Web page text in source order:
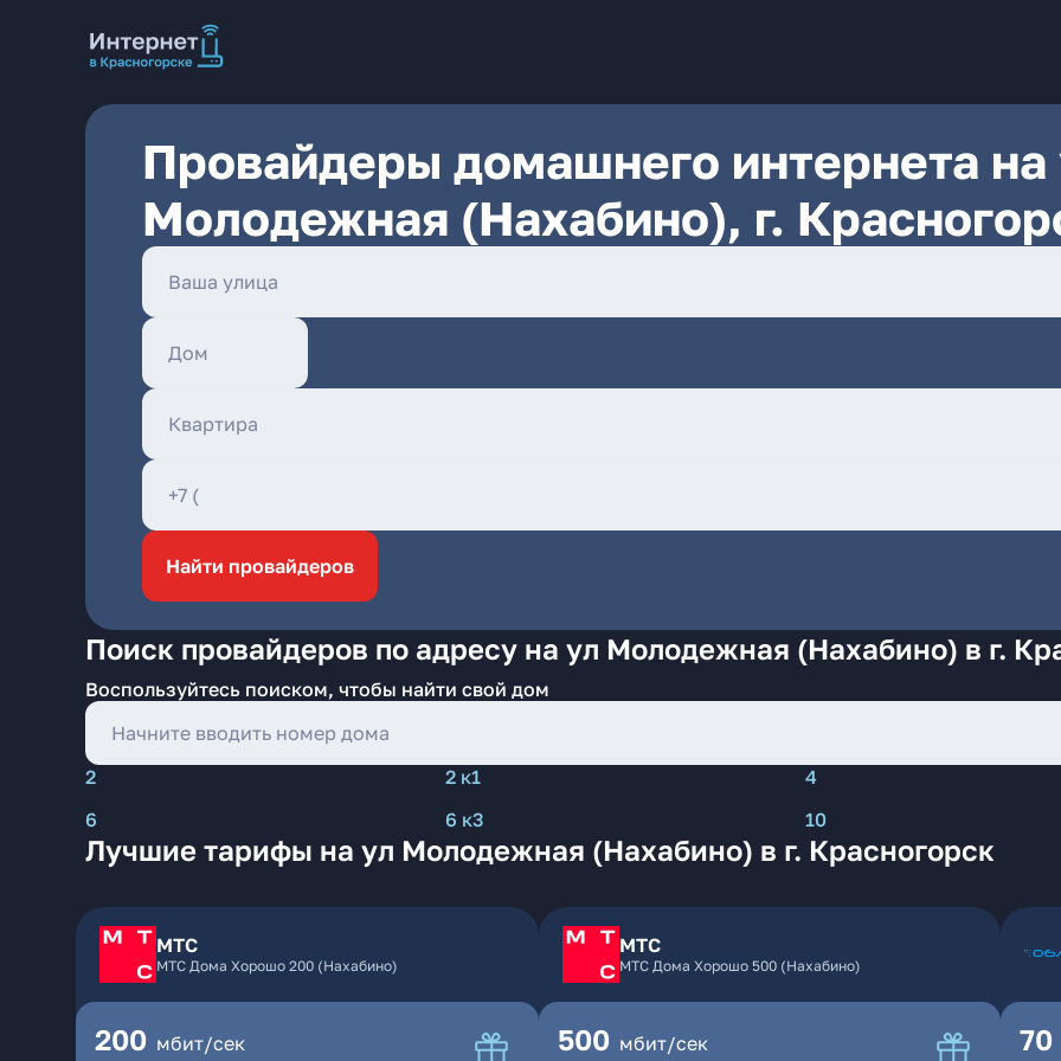
Провайдеры домашнего интернета на
Молодежная (Нахабино), г.
Найти провайдеров
Поиск провайдеров по адресу на ул Молодежная (Нахабино) в г.
Воспользуйтесь поиском, чтобы найти свой дом
2 2 к1 4
6
6 к3 10
Лучшие тарифы на ул Молодежная (Нахабино) в г. Красногорск
МТС
МТС Дома Хорошо 200 (Нахабино)
200 мбит/сек
МТС
МТС Дома Хорошо 500 (Нахабино)
500 мбит/сек 70